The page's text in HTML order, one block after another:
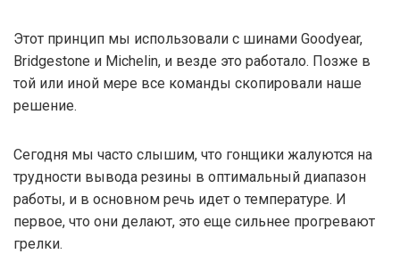
Этот принцип мы использовали с шинами Goodyear,
Bridgestone и Michelin, и везде это работало. Позже в
той или иной мере все команды скопировали наше
решение.
Сегодня мы часто слышим, что гонщики жалуются на
трудности вывода резины в оптимальный диапазон
работы, и в основном речь идет о температуре. И
первое, что они делают, это еще сильнее прогревают
грелки.